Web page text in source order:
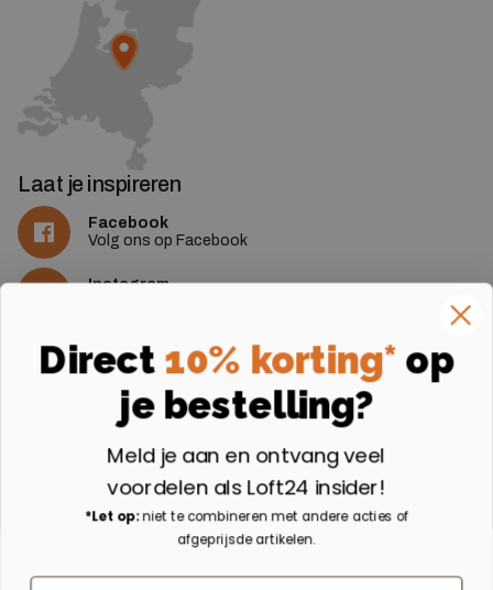
Laat je inspireren
Facebook
Volg ons op Facebook
Instagram
Aangesloten bij
Direct 10% korting* op
je bestelling?
Meld je aan en ontvang veel
voordelen als Loft24 insider!
*Let op:niet te combineren met andere acties of
afgeprijsde artikelen.